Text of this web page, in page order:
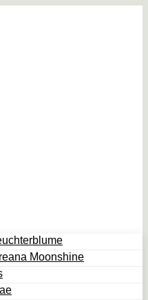
Moonshine